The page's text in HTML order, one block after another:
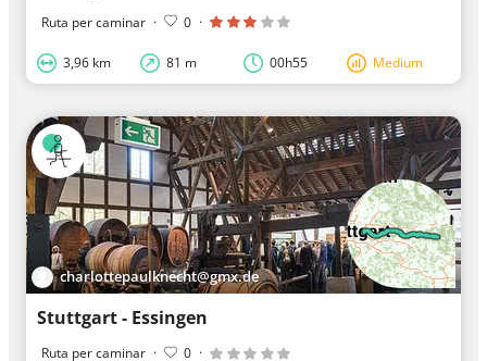
Ruta per caminar · 0 ·
3,96 km 81 m 00h55 Medium
charlottepaulknecht@gmx.de
Stuttgart - Essingen
Ruta per caminar · 0 ·